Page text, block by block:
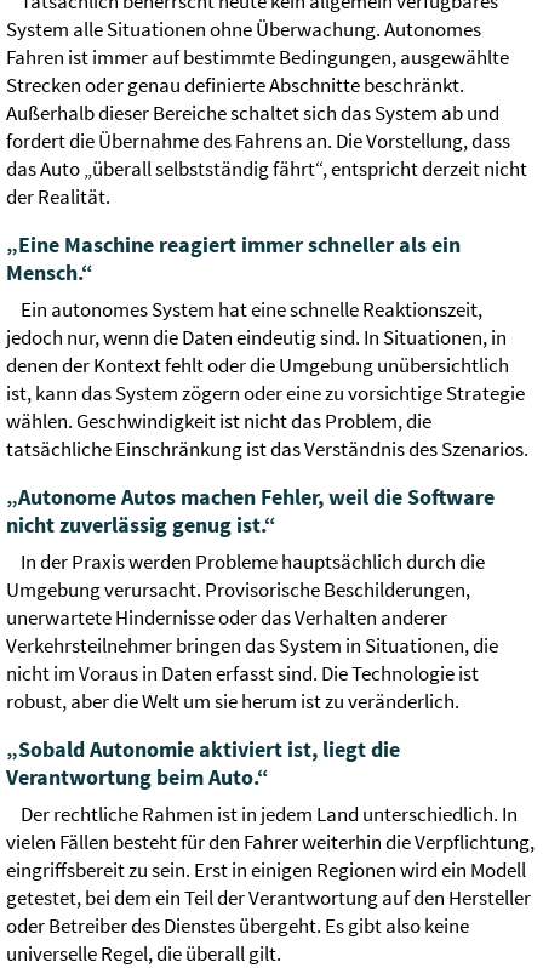
System alle Situationen ohne Überwachung. Autonomes
Fahren ist immer auf bestimmte Bedingungen, ausgewählte
Strecken oder genau definierte Abschnitte beschränkt.
Außerhalb dieser Bereiche schaltet sich das System ab und
fordert die Übernahme des Fahrens an. Die Vorstellung, dass
das Auto „überall selbstständig fährt“, entspricht derzeit nicht
der Realität.
„Eine Maschine reagiert immer schneller als ein
Mensch.“
Ein autonomes System hat eine schnelle Reaktionszeit,
jedoch nur, wenn die Daten eindeutig sind. In Situationen, in
denen der Kontext fehlt oder die Umgebung unübersichtlich
ist, kann das System zögern oder eine zu vorsichtige Strategie
wählen. Geschwindigkeit ist nicht das Problem, die
tatsächliche Einschränkung ist das Verständnis des Szenarios.
„Autonome Autos machen Fehler, weil die Software
nicht zuverlässig genug ist.“
In der Praxis werden Probleme hauptsächlich durch die
Umgebung verursacht. Provisorische Beschilderungen,
unerwartete Hindernisse oder das Verhalten anderer
Verkehrsteilnehmer bringen das System in Situationen, die
nicht im Voraus in Daten erfasst sind. Die Technologie ist
robust, aber die Welt um sie herum ist zu veränderlich.
„Sobald Autonomie aktiviert ist, liegt die
Verantwortung beim Auto.“
Der rechtliche Rahmen ist in jedem Land unterschiedlich. In
vielen Fällen besteht für den Fahrer weiterhin die Verpflichtung,
eingriffsbereit zu sein. Erst in einigen Regionen wird ein Modell
getestet, bei dem ein Teil der Verantwortung auf den Hersteller
oder Betreiber des Dienstes übergeht. Es gibt also keine
universelle Regel, die überall gilt.